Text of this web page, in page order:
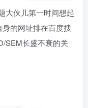
伙儿第一时间想起
的网址排在百度搜
SEM长盛不衰的关